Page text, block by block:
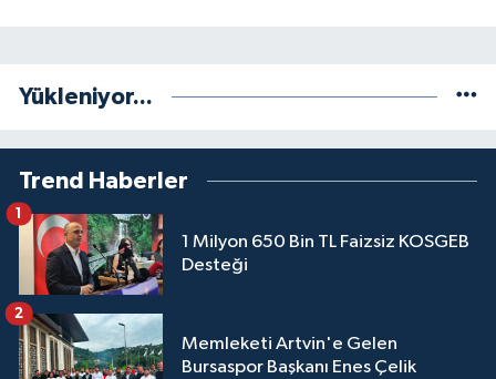
Yükleniyor...
Trend Haberler
1 Milyon 650 Bin TL Faizsiz KOSGEB
Desteği
1
Memleketi Artvin'e Gelen
Bursaspor Başkanı Enes Çelik
2